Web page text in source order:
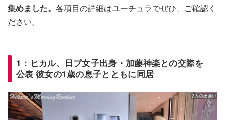
集めました。 各項目の詳細はユーチュラでぜひ、ご確認く
ださい。
1：ヒカル、日プ女子出身・加藤神楽との交際を
公表 彼女の1歳の息子とともに同居